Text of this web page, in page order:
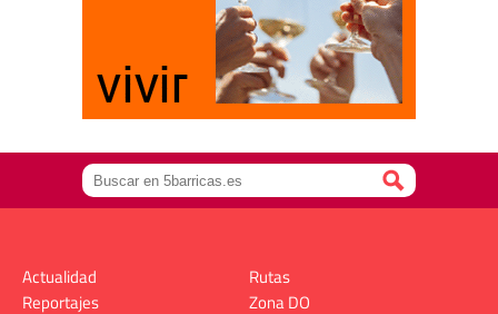
Actualidad
Reportajes
Rutas
Zona DO